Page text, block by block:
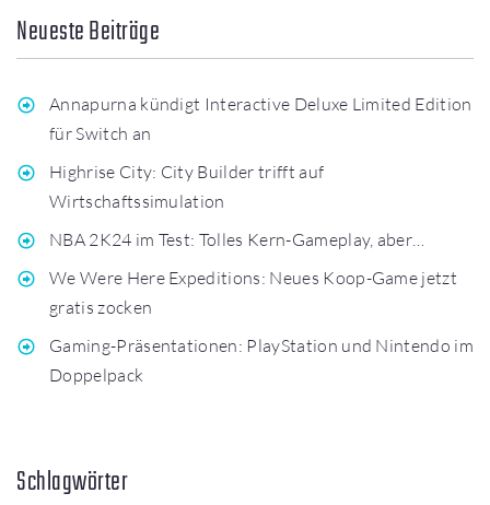
Neueste Beiträge
Annapurna kündigt Interactive Deluxe Limited Edition
für Switch an
Highrise City: City Builder trifft auf
Wirtschaftssimulation
NBA 2K24 im Test: Tolles Kern-Gameplay, aber…
We Were Here Expeditions: Neues Koop-Game jetzt
gratis zocken
Gaming-Präsentationen: PlayStation und Nintendo im
Doppelpack
Schlagwörter